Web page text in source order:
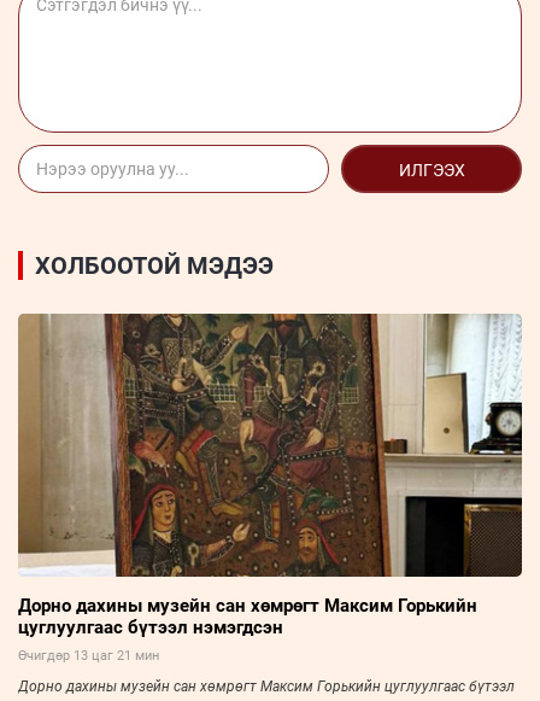
ИЛГЭЭХ
ХОЛБООТОЙ МЭДЭЭ
Дорно дахины музейн сан хөмрөгт Максим Горькийн
цуглуулгаас бүтээл нэмэгдсэн
Өчигдөр 13 цаг 21 мин
Дорно дахины музейн сан хөмрөгт Максим Горькийн цуглуулгаас бүтээл